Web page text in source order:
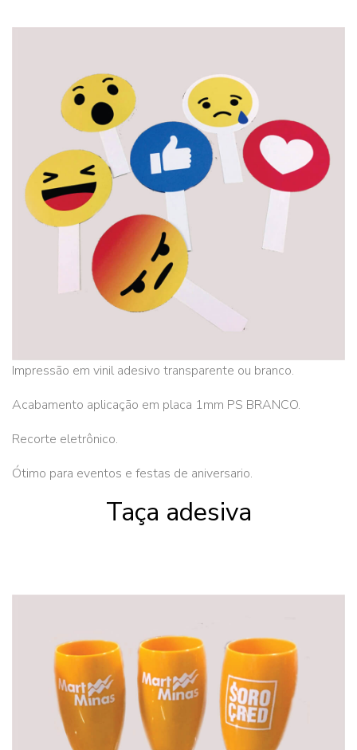
Impressão em vinil adesivo transparente ou branco.
Acabamento aplicação em placa 1mm PS BRANCO.
Recorte eletrônico.
Ótimo para eventos e festas de aniversario.
Taça adesiva